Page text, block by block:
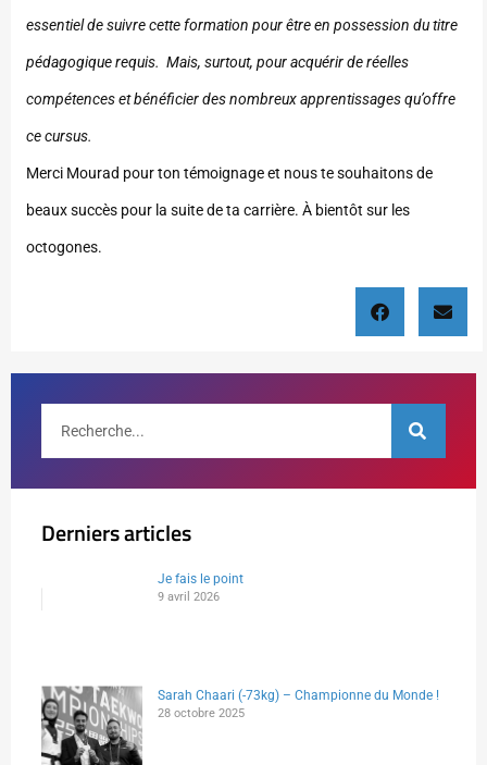
essentiel de suivre cette formation pour être en possession du titre
pédagogique requis. Mais, surtout, pour acquérir de réelles
compétences et bénéficier des nombreux apprentissages qu’offre
ce cursus.
Merci Mourad pour ton témoignage et nous te souhaitons de
beaux succès pour la suite de ta carrière. À bientôt sur les
octogones.
Derniers articles
Je fais le point
9 avril 2026
Sarah Chaari (-73kg) – Championne du Monde !
28 octobre 2025